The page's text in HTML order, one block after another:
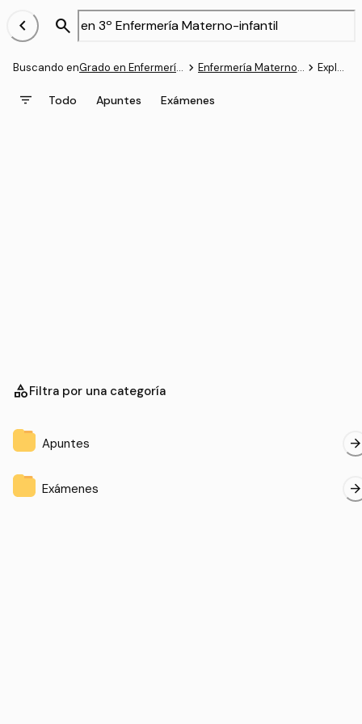
chevron_left search
Buscando en Grado en Enfermería (UDC) navigate_next Enfermería Materno-infantil navigate_next Explorar
filter_list Todo Apuntes Exámenes
categoryFiltra por una categoría
Apuntes arrow_forward
Exámenes arrow_forward